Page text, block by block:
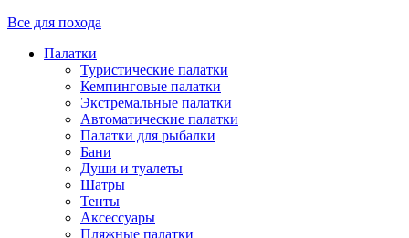
Все для похода
Палатки
Туристические палатки
Кемпинговые палатки
Экстремальные палатки
Автоматические палатки
Палатки для рыбалки
Бани
Души и туалеты
Шатры
Тенты
Аксессуары
Пляжные палатки